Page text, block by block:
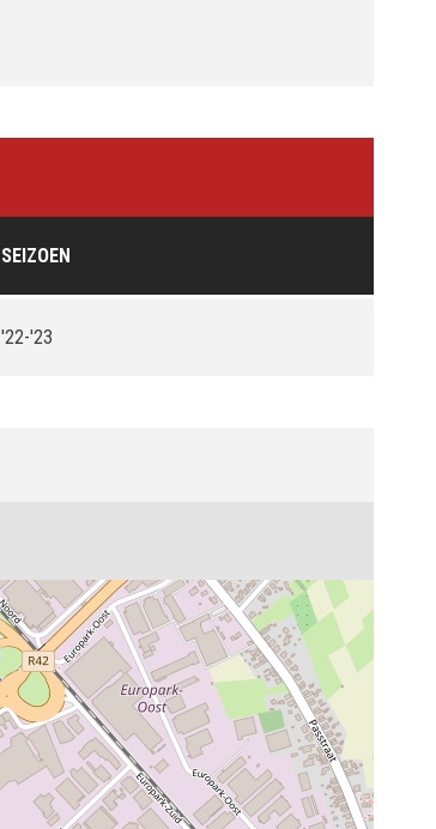
SEIZOEN
'22-'23